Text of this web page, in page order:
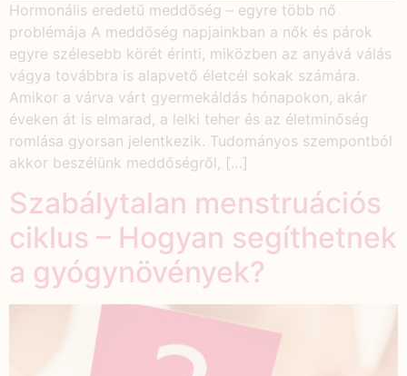
Hormonális eredetű meddőség – egyre több nő
problémája A meddőség napjainkban a nők és párok
egyre szélesebb körét érinti, miközben az anyává válás
vágya továbbra is alapvető életcél sokak számára.
Amikor a várva várt gyermekáldás hónapokon, akár
éveken át is elmarad, a lelki teher és az életminőség
romlása gyorsan jelentkezik. Tudományos szempontból
akkor beszélünk meddőségről, […]
Szabálytalan menstruációs
ciklus – Hogyan segíthetnek
a gyógynövények?